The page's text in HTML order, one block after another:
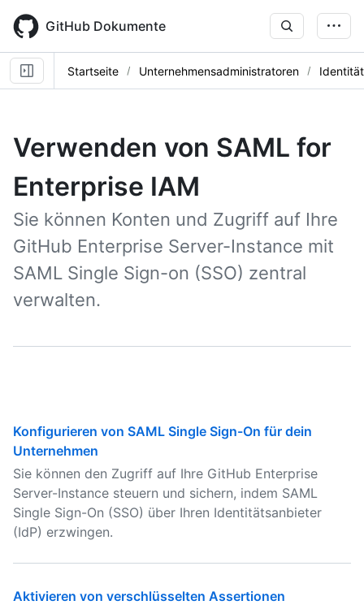
main
content
GitHub Dokumente
Startseite Unternehmensadministratoren
Verwenden von SAML for
Enterprise IAM
Sie können Konten und Zugriff auf Ihre
GitHub Enterprise Server-Instance mit
SAML Single Sign-on (SSO) zentral
verwalten.
Konfigurieren von SAML Single Sign-On für dein
Unternehmen
Sie können den Zugriff auf Ihre GitHub Enterprise
Server-Instance steuern und sichern, indem SAML
Single Sign-On (SSO) über Ihren Identitätsanbieter
(IdP) erzwingen.
Aktivieren von verschlüsselten Assertionen